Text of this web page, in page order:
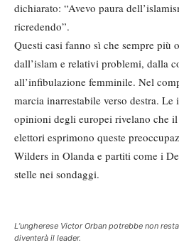
dichiarato: “Avevo paura
ricredendo”.
Questi casi fanno sì che sempre più
dall’islam e relativi problemi, dalla
all’infibulazione femminile. Nel
marcia inarrestabile verso destra.
opinioni degli europei rivelano che
elettori esprimono queste
Wilders in Olanda e partiti come i
stelle nei sondaggi.
L’ungherese Victor Orban potrebbe non
diventerà il leader.